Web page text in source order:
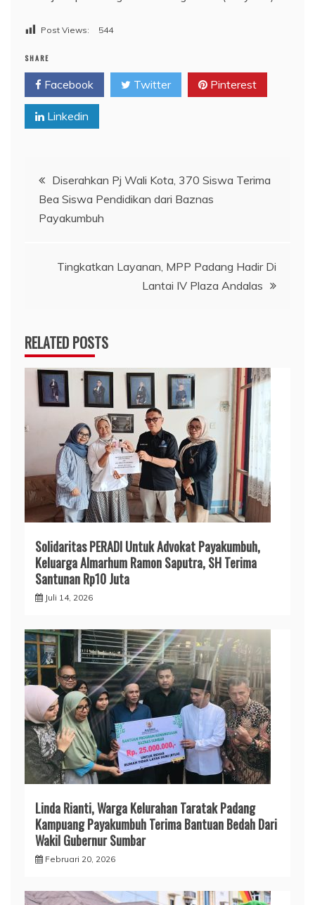
Post Views: 544
SHARE
Facebook Twitter Pinterest
Linkedin
Navigasi
pos
Diserahkan Pj Wali Kota, 370 Siswa Terima
Bea Siswa Pendidikan dari Baznas
Payakumbuh
Tingkatkan Layanan, MPP Padang Hadir Di
Lantai IV Plaza Andalas
RELATED POSTS
Solidaritas PERADI Untuk Advokat Payakumbuh,
Keluarga Almarhum Ramon Saputra, SH Terima
Santunan Rp10 Juta
Juli 14, 2026
Linda Rianti, Warga Kelurahan Taratak Padang
Kampuang Payakumbuh Terima Bantuan Bedah Dari
Wakil Gubernur Sumbar
Februari 20, 2026